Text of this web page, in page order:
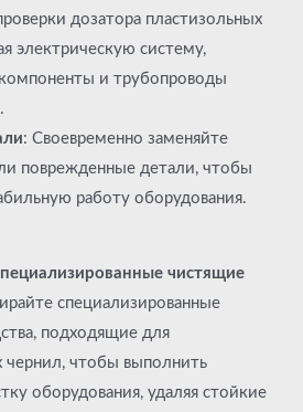
дозатора пластизольных
электрическую систему,
и трубопроводы
: Своевременно заменяйте
поврежденные детали, чтобы
работу оборудования.
чистящие
специализированные
подходящие для
чернил, чтобы выполнить
оборудования, удаляя стойкие